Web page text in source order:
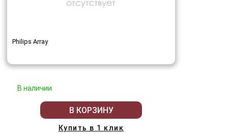
Philips Array
В наличии
В КОРЗИНУ
Купить в 1 клик